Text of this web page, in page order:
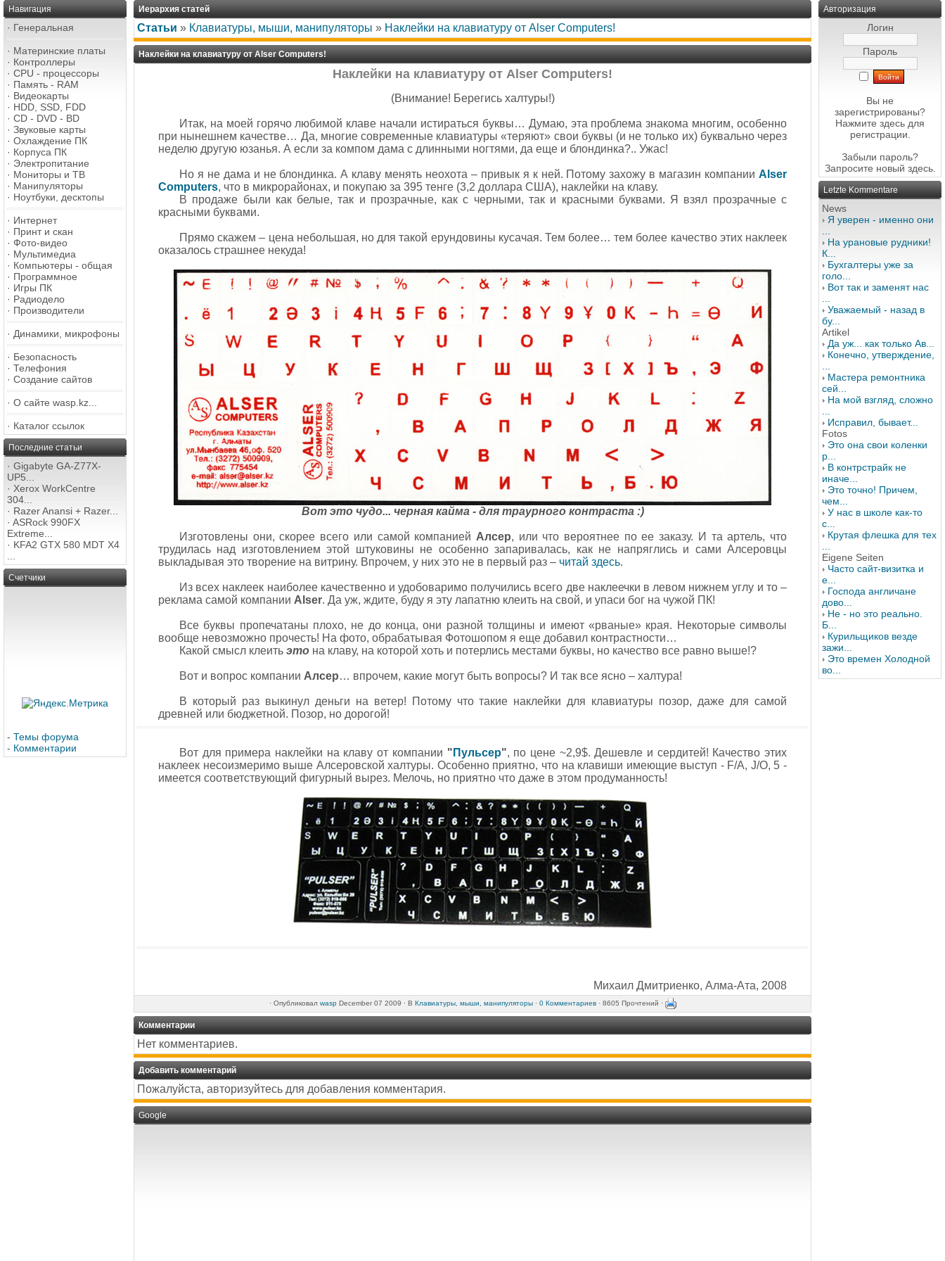
Навигация
· Генеральная
· Материнские платы
· Контроллеры
· CPU - процессоры
· Память - RAM
· Видеокарты
· HDD, SSD, FDD
· CD - DVD - BD
· Звуковые карты
· Охлаждение ПК
· Корпуса ПК
· Электропитание
· Мониторы и ТВ
· Манипуляторы
· Ноутбуки, десктопы
· Интернет
· Принт и скан
· Фото-видео
· Мультимедиа
· Компьютеры - общая
· Программное
· Игры ПК
· Радиодело
· Производители
· Динамики, микрофоны
· Безопасность
· Телефония
· Создание сайтов
· О сайте wasp.kz...
· Каталог ссылок
Последние статьи
· Gigabyte GA-Z77X-
UP5...
· Xerox WorkCentre
304...
· Razer Anansi + Razer...
· ASRock 990FX
Extreme...
· KFA2 GTX 580 MDT X4
Счетчики
- Темы форума
- Комментарии
Иерархия статей
Статьи » Клавиатуры, мыши, манипуляторы » Наклейки на клавиатуру от Alser Computers!
Наклейки на клавиатуру от Alser Computers!
Наклейки на клавиатуру от Alser Computers!
(Внимание! Берегись халтуры!)
Итак, на моей горячо любимой клаве начали истираться буквы… Думаю, эта проблема знакома многим, особенно
при нынешнем качестве… Да, многие современные клавиатуры «теряют» свои буквы (и не только их) буквально через
неделю другую юзанья. А если за компом дама с длинными ногтями, да еще и блондинка?.. Ужас!
Но я не дама и не блондинка. А клаву менять неохота – привык я к ней. Потому захожу в магазин компании Alser
Computers, что в микрорайонах, и покупаю за 395 тенге (3,2 доллара США), наклейки на клаву.
В продаже были как белые, так и прозрачные, как с черными, так и красными буквами. Я взял прозрачные с
красными буквами.
Прямо скажем – цена небольшая, но для такой ерундовины кусачая. Тем более… тем более качество этих наклеек
оказалось страшнее некуда!
Вот это чудо... черная кайма - для траурного контраста :)
Изготовлены они, скорее всего или самой компанией Алсер, или что вероятнее по ее заказу. И та артель, что
трудилась над изготовлением этой штуковины не особенно запаривалась, как не напряглись и сами Алсеровцы
выкладывая это творение на витрину. Впрочем, у них это не в первый раз – читай здесь.
Из всех наклеек наиболее качественно и удобоваримо получились всего две наклеечки в левом нижнем углу и то –
реклама самой компании Alser. Да уж, ждите, буду я эту лапатню клеить на свой, и упаси бог на чужой ПК!
Все буквы пропечатаны плохо, не до конца, они разной толщины и имеют «рваные» края. Некоторые символы
вообще невозможно прочесть! На фото, обрабатывая Фотошопом я еще добавил контрастности…
Какой смысл клеить это на клаву, на которой хоть и потерлись местами буквы, но качество все равно выше!?
Вот и вопрос компании Алсер… впрочем, какие могут быть вопросы? И так все ясно – халтура!
В который раз выкинул деньги на ветер! Потому что такие наклейки для клавиатуры позор, даже для самой
древней или бюджетной. Позор, но дорогой!
Вот для примера наклейки на клаву от компании " Пульсер", по цене ~2,9$. Дешевле и сердитей! Качество этих
наклеек несоизмеримо выше Алсеровской халтуры. Особенно приятно, что на клавиши имеющие выступ - F/A, J/O, 5 -
имеется соответствующий фигурный вырез. Мелочь, но приятно что даже в этом продуманность!
Михаил Дмитриенко, Алма-Ата, 2008
· Опубликовал waspDecember 07 2009 · В Клавиатуры, мыши, манипуляторы· 0 Комментариев· 8605 Прочтений ·
Комментарии
Нет комментариев.
Добавить комментарий
Пожалуйста, авторизуйтесь для добавления комментария.
Google
Авторизация
Логин
Пароль
Вы не
зарегистрированы?
Нажмите здесь для
регистрации.
Забыли пароль?
Запросите новый здесь.
Letzte Kommentare
News
Я уверен - именно они
На урановые рудники!
К...
Бухгалтеры уже за
голо...
Вот так и заменят нас
Уважаемый - назад в
бу...
Artikel
Да уж... как только Ав...
Конечно, утверждение,
Мастера ремонтника
сей...
На мой взгляд, сложно
Исправил, бывает...
Fotos
Это она свои коленки
р...
В контрстрайк не
иначе...
Это точно! Причем,
чем...
У нас в школе как-то
с...
Крутая флешка для тех
Eigene Seiten
Часто сайт-визитка и
е...
Господа англичане
дово...
Не - но это реально.
Б...
Курильщиков везде
зажи...
Это времен Холодной
во...